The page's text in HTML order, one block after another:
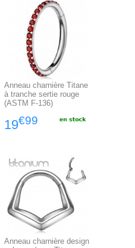
Anneau charnière Titane
à tranche sertie rouge
(ASTM F-136)
19€99
Anneau charnière design